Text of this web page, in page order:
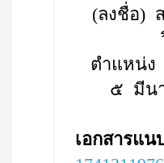
(ลงชื่อ)
ตำแหน่ง
๕ มีน
เอกสารแน